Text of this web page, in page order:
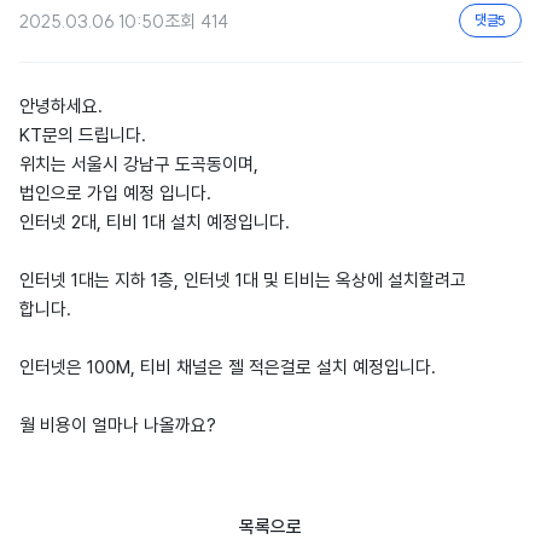
2025.03.06 10:50조회 414 댓글5
안녕하세요.
KT문의 드립니다.
위치는 서울시 강남구 도곡동이며,
법인으로 가입 예정 입니다.
인터넷 2대, 티비 1대 설치 예정입니다.
인터넷 1대는 지하 1층, 인터넷 1대 및 티비는 옥상에 설치할려고
합니다.
인터넷은 100M, 티비 채널은 젤 적은걸로 설치 예정입니다.
월 비용이 얼마나 나올까요?
목록으로